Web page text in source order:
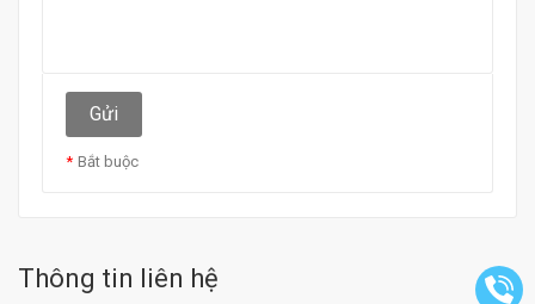
Gửi
Bắt buộc
Thông tin liên hệ